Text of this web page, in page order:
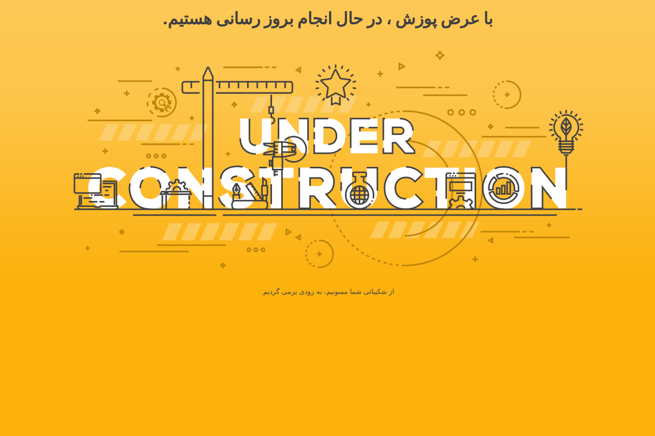
با عرض پوزش ، در حال انجام بروز رسانی هستیم.
از شکیبائی شما ممنونیم، به زودی برمی گردیم.